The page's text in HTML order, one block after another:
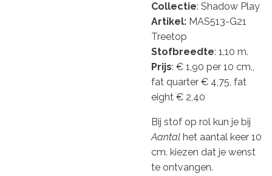
Collectie: Shadow Play
Artikel: MAS513-G21
Treetop
Stofbreedte: 1,10 m.
Prijs: € 1,90 per 10 cm.,
fat quarter € 4,75, fat
eight € 2,40
Bij stof op rol kun je bij
Aantal het aantal keer 10
cm. kiezen dat je wenst
te ontvangen.